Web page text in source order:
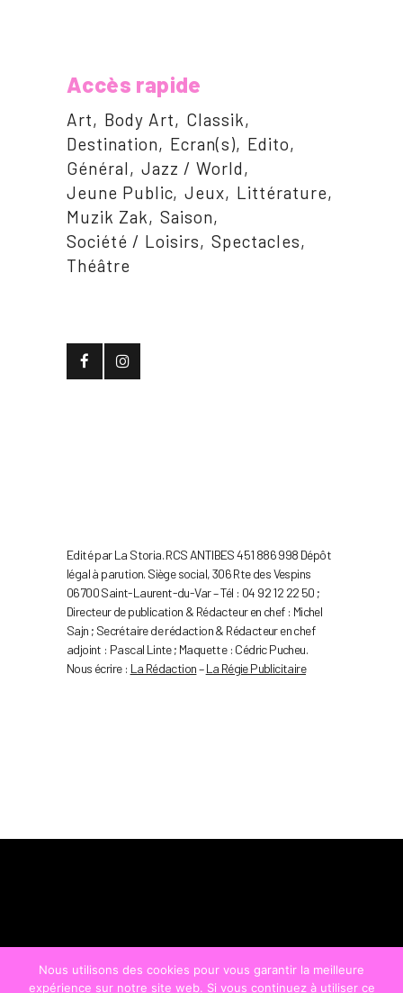
Accès rapide
Art Body Art
Classik
Destination
Ecran(s)
Edito
Général
Jazz / World
Jeune Public Jeux
Littérature
Muzik Zak
Saison
Société / Loisirs
Spectacles
Théâtre
Edité par La Storia. RCS ANTIBES 451 886 998 Dépôt
légal à parution. Siège social, 306 Rte des Vespins
06700 Saint-Laurent-du-Var – Tél : 04 92 12 22 50 ;
Directeur de publication & Rédacteur en chef : Michel
Sajn ; Secrétaire de rédaction & Rédacteur en chef
adjoint : Pascal Linte ; Maquette : Cédric Pucheu.
Nous écrire : La Rédaction–La Régie Publicitaire
Nous utilisons des cookies pour vous garantir la meilleure
expérience sur notre site web. Si vous continuez à utiliser ce